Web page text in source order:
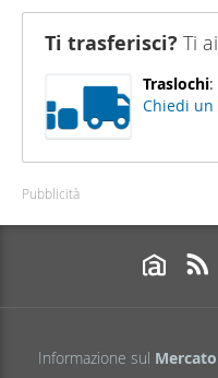
Ti trasferisci? Ti
Traslochi:
Chiedi
Pubblicità
Informazione sul